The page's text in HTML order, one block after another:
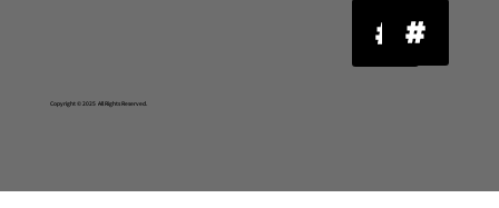
Copyright © 2025 All Rights Reserved.